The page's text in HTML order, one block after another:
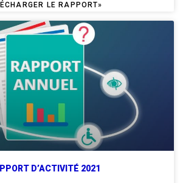
LE RAPPORT»
D’ACTIVITÉ 2021